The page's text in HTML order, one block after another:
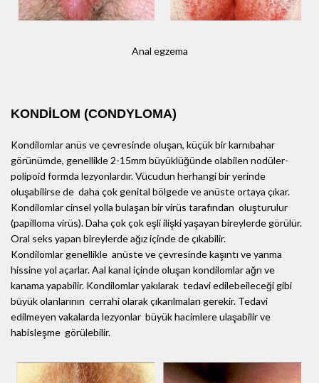
Anal egzema
KONDİLOM (CONDYLOMA)
Kondilomlar anüs ve çevresinde oluşan, küçük bir karnıbahar
görünümde, genellikle 2-15mm büyüklüğünde olabilen nodüler-
polipoid formda lezyonlardır. Vücudun herhangi bir yerinde
oluşabilirse de daha çok genital bölgede ve anüste ortaya çıkar.
Kondilomlar cinsel yolla bulaşan bir virüs tarafından oluşturulur
(papilloma virüs). Daha çok çok eşli ilişki yaşayan bireylerde görülür.
Oral seks yapan bireylerde ağız içinde de çıkabilir.
Kondilomlar genellikle anüste ve çevresinde kaşıntı ve yanma
hissine yol açarlar. Aal kanal içinde oluşan kondilomlar ağrı ve
kanama yapabilir. Kondilomlar yakılarak tedavi edilebeileceği gibi
büyük olanlarının cerrahi olarak çıkarılmaları gerekir. Tedavi
edilmeyen vakalarda lezyonlar büyük hacimlere ulaşabilir ve
habisleşme görülebilir.